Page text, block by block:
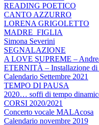
READING POETICO
CANTO AZZURRO
LORENA GRIGOLETTO
MADRE_FIGLIA
Simona Severini
SEGNALAZIONE
A LOVE SUPREME –
ETERNITÀ – Installazione
Calendario Settembre 2021
TEMPO DI PAUSA
2020… soffi di tempo
CORSI 2020/2021
Concerto vocale MALAcosa
Calendario novembre 2019